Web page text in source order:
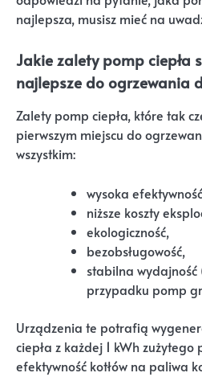
najlepsza, musisz mieć na
Jakie zalety pomp ciepła
najlepsze do ogrzewania
Zalety pomp ciepła, które tak
pierwszym miejscu do
wszystkim:
wysoka
niższe koszty
ekologiczność,
bezobsługowość,
stabilna wydajność
przypadku pomp
Urządzenia te potrafią
ciepła z każdej 1 kWh zużytego
efektywność kotłów na paliwa